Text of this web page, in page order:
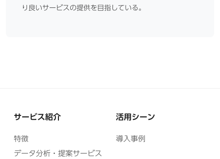
り良いサービスの提供を目指している。
サービス紹介
特徴
データ分析・提案サービス
活用シーン
導入事例